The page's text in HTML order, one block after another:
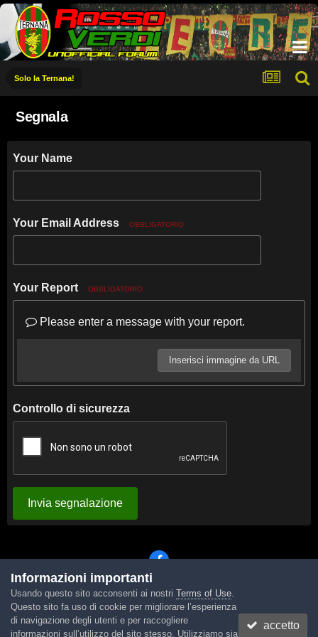
Solo la Ternana!
Segnala
Your Name
Your Email Address OBBLIGATORIO
Your Report OBBLIGATORIO
Please enter a message with your report.
Inserisci immagine da URL
Controllo di sicurezza
Invia segnalazione
Lingua Tema Contattaci Cookies
Powered by Invision Community
Informazioni importanti
Usando questo sito acconsenti ai nostri Terms of Use.
Questo sito fa uso di cookie per migliorare l’esperienza
di navigazione degli utenti e per raccogliere
informazioni sull’utilizzo del sito stesso. Utilizziamo sia
accetto